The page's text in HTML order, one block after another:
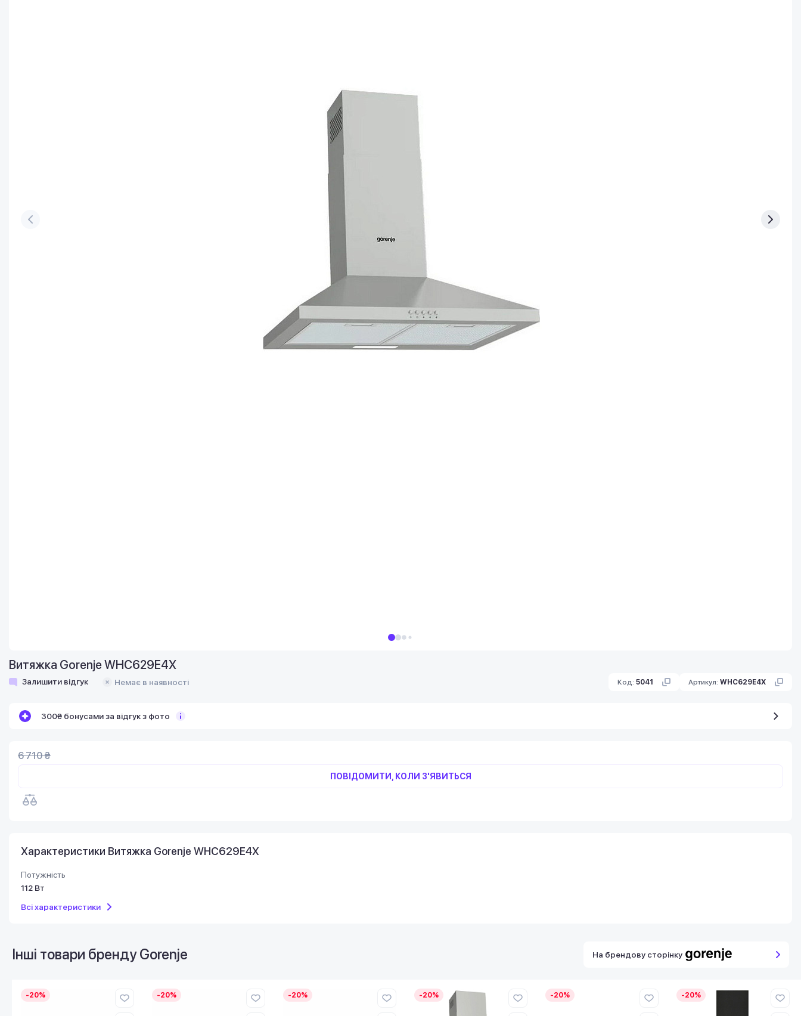
Витяжка Gorenje WHC629E4X
Залишити відгук Немає в наявності Код: 5041 Артикул: WHC629E4X
300₴ бонусами за відгук з фото
6 710 ₴
ПОВІДОМИТИ, КОЛИ З'ЯВИТЬСЯ
Характеристики Витяжка Gorenje WHC629E4X
Потужність
112 Вт
Всі характеристики
Інші товари брендуGorenje На брендову сторінку
-20% -20% -20% -20% -20% -20%